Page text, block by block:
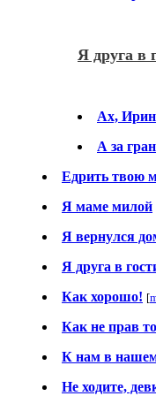
Я друга в
Ах,
А за
Едрить твою
Я маме милой
Я вернулся
Я друга в
Как хорошо! [
Как не прав
К нам в нашем
Не ходите,